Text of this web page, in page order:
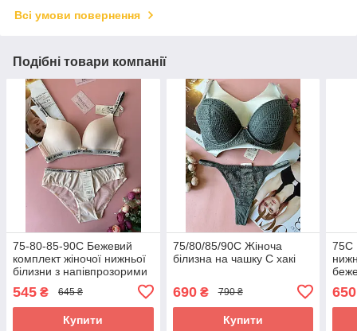
Всі умови повернення
Подібні товари компанії
75-80-85-90С Бежевий
комплект жіночої нижньої
білизни з напівпрозорими
545 ₴ 645 ₴
Купити
75/80/85/90С Жіноча
білизна на чашку С хакі
690₴ 790 ₴
Купити
75С
650